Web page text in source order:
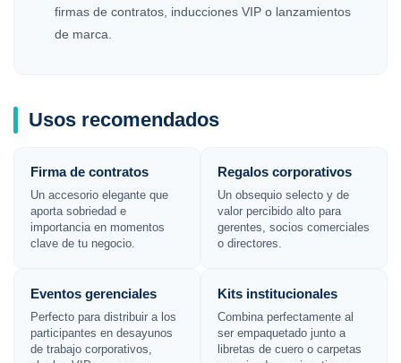
firmas de contratos, inducciones VIP o lanzamientos
de marca.
Usos recomendados
Firma de contratos
Un accesorio elegante que
aporta sobriedad e
importancia en momentos
clave de tu negocio.
Regalos corporativos
Un obsequio selecto y de
valor percibido alto para
gerentes, socios comerciales
o directores.
Eventos gerenciales
Perfecto para distribuir a los
participantes en desayunos
de trabajo corporativos,
Kits institucionales
Combina perfectamente al
ser empaquetado junto a
libretas de cuero o carpetas